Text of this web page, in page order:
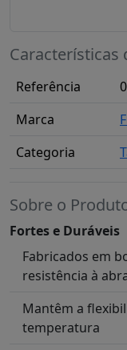
Características
Referência
Marca
Categoria
Sobre o
Fortes e Duráveis
Fabricados em
resistência à
Mantêm a
temperatura